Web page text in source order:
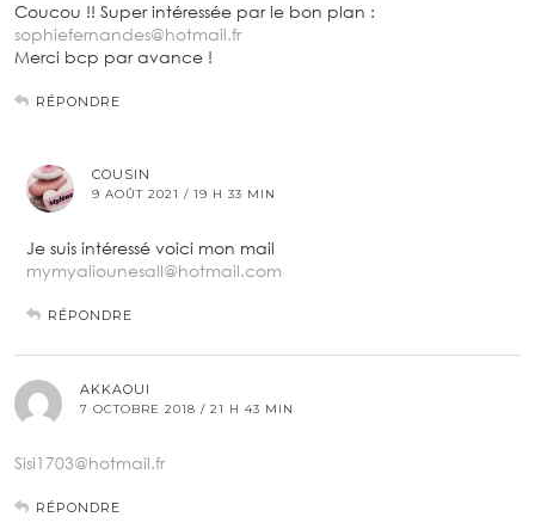
Coucou !! Super intéressée par le bon plan :
sophiefernandes@hotmail.fr
Merci bcp par avance !
RÉPONDRE
COUSIN
9 AOÛT 2021 / 19 H 33 MIN
Je suis intéressé voici mon mail
mymyaliounesall@hotmail.com
RÉPONDRE
AKKAOUI
7 OCTOBRE 2018 / 21 H 43 MIN
Sisi1703@hotmail.fr
RÉPONDRE